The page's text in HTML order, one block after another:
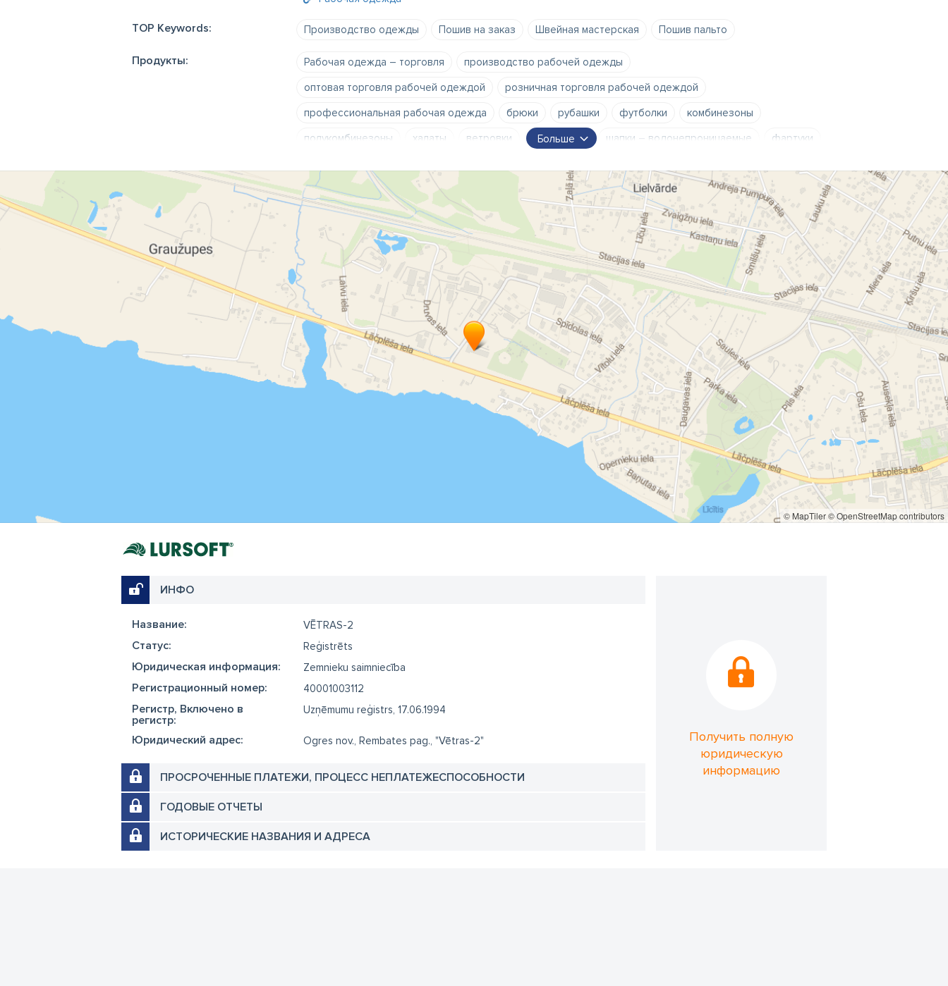
TOP Keywords: Производство одежды Пошив на заказ Швейная мастерская Пошив пальто
Продукты: Рабочая одежда – торговля
производство рабочей одежды
оптовая торговля рабочей одеждой
розничная торговля рабочей одеждой
профессиональная рабочая одежда
брюки рубашки футболки
комбинезоны
полукомбинезоны
халаты ветровки дождевики шапки – водонепроницаемые
фартуки
цветной принт/печать на одежде
вышивка логотипа компании
зимняя рабочая одежда
рабочая обувь
профессиональная обувь зимняя рабочая обувь
охотничья одежда
костюмы
одежда для охотников
Больше
© MapTiler© OpenStreetMap contributors
ИНФО
Название: VĒTRAS-2
Cтатус: Reģistrēts
Юридическая информация: Zemnieku saimniecība
Регистрационный номер: 40001003112
Регистр, Включено в
регистр:
Uzņēmumu reģistrs, 17.06.1994
Юридический адрес: Ogres nov., Rembates pag., "Vētras-2"
ПРОСРОЧЕННЫЕ ПЛАТЕЖИ, ПРОЦЕСС НЕПЛАТЕЖЕСПОСОБНОСТИ
ГОДОВЫЕ ОТЧЕТЫ
ИСТОРИЧЕСКИЕ НАЗВАНИЯ И АДРЕСА
Получить полную
юридическую
информацию